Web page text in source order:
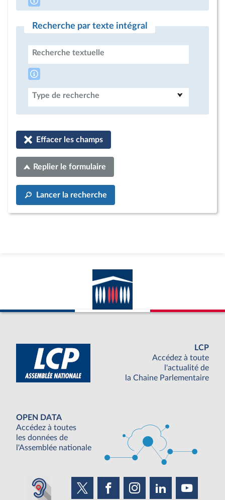
Recherche par texte intégral
Recherche textuelle
Type de recherche
Effacer les champs
Replier le formulaire
Lancer la recherche
LCP
Accédez à toute
l'actualité de
la Chaine Parlementaire
OPEN DATA
Accédez à toutes
les données de
l'Assemblée nationale